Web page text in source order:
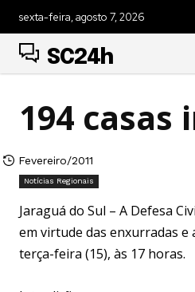
sexta-feira, agosto 7, 2026
SC24h
194
Fevereiro/2011
Notícias Regionais
Jaraguá do Sul – A Defesa
em virtude das enxurradas e
terça-feira (15), às 17 horas.